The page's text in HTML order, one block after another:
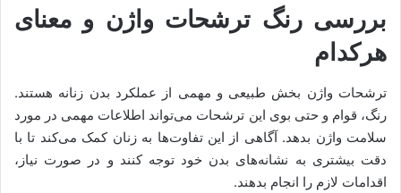
بررسی رنگ ترشحات واژن و معنای
هرکدام
ترشحات واژن بخش طبیعی و مهمی از عملکرد بدن زنانه هستند.
رنگ، قوام و حتی بوی این ترشحات می‌تواند اطلاعات مهمی در مورد
سلامت واژن بدهد. آگاهی از این تفاوت‌ها به زنان کمک می‌کند تا با
دقت بیشتری به نشانه‌های بدن خود توجه کنند و در صورت نیاز،
اقدامات لازم را انجام بدهند.